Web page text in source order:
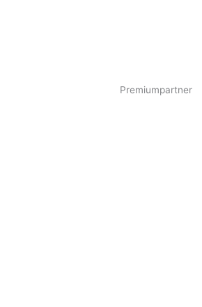
Premiumpartner